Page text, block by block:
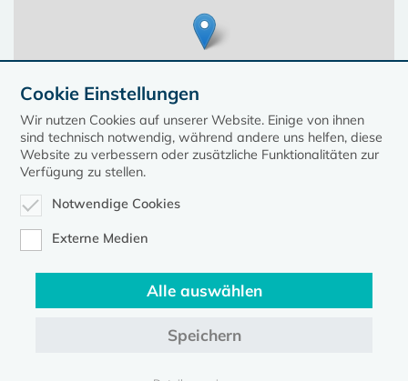
Diese Seite gehört zum Portalkirche-mv.de
Evangelische Kirche in Mecklenburg-Vorpommern © 2026
Cookie Einstellungen
Wir nutzen Cookies auf unserer Website. Einige von ihnen
sind technisch notwendig, während andere uns helfen, diese
Website zu verbessern oder zusätzliche Funktionalitäten zur
Verfügung zu stellen.
Notwendige Cookies
Externe Medien
Alle auswählen
Speichern